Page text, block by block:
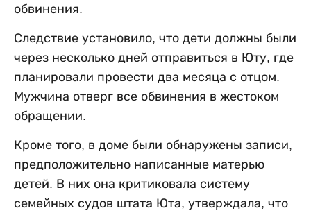
обвинения.
Следствие установило, что дети должны были
через несколько дней отправиться в Юту, где
планировали провести два месяца с отцом.
Мужчина отверг все обвинения в жестоком
обращении.
Кроме того, в доме были обнаружены записи,
предположительно написанные матерью
детей. В них она критиковала систему
семейных судов штата Юта, утверждала, что